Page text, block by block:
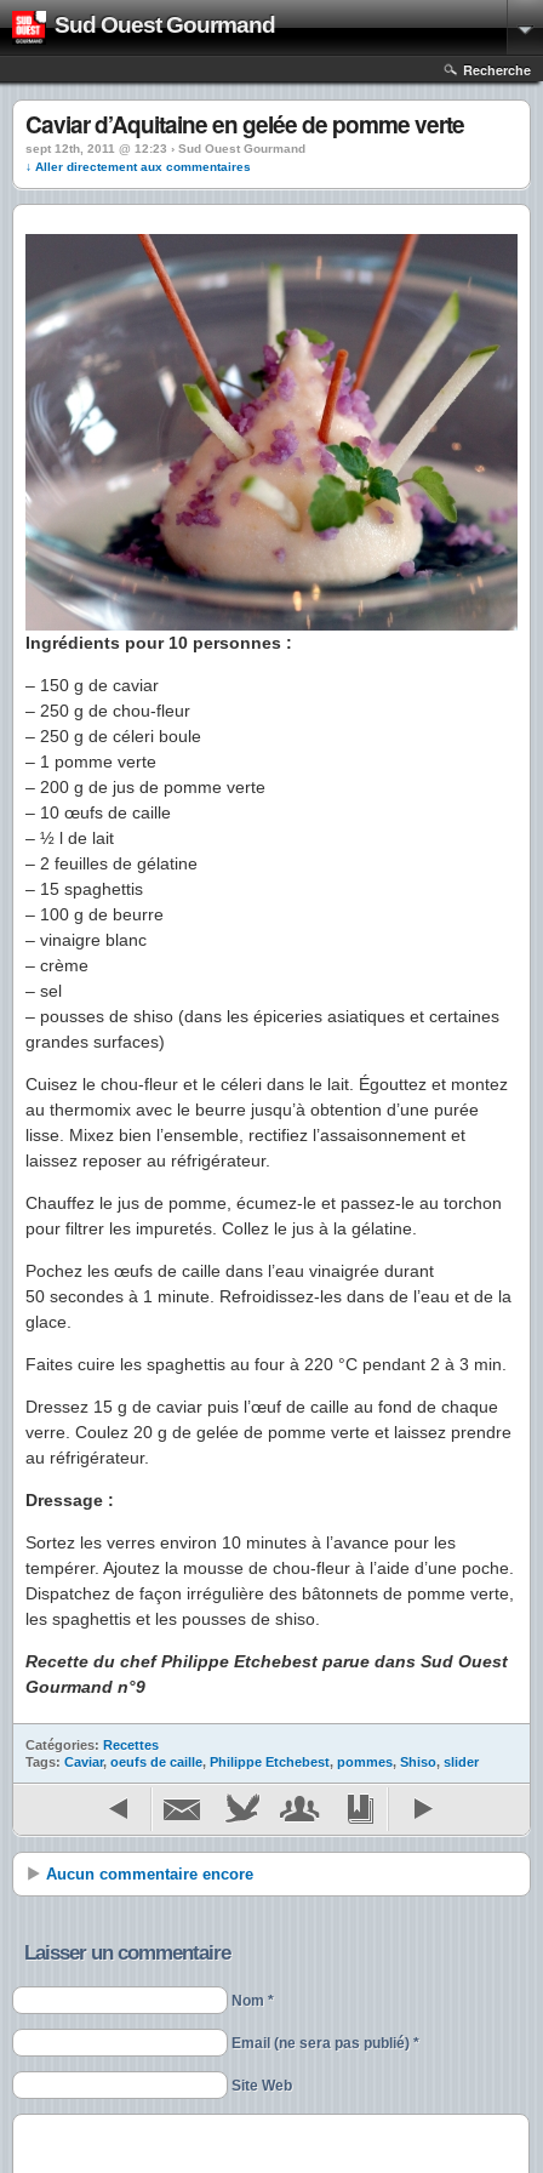
Sud Ouest Gourmand
Recherche
Caviar d’Aquitaine en gelée de pomme verte
sept 12th, 2011 @ 12:23 › Sud Ouest Gourmand
↓ Aller directement aux commentaires
Ingrédients pour 10 personnes :
– 150 g de caviar
– 250 g de chou-fleur
– 250 g de céleri boule
– 1 pomme verte
– 200 g de jus de pomme verte
– 10 œufs de caille
– ½ l de lait
– 2 feuilles de gélatine
– 15 spaghettis
– 100 g de beurre
– vinaigre blanc
– crème
– sel
– pousses de shiso (dans les épiceries asiatiques et certaines
grandes surfaces)
Cuisez le chou-fleur et le céleri dans le lait. Égouttez et montez
au thermomix avec le beurre jusqu’à obtention d’une purée
lisse. Mixez bien l’ensemble, rectifiez l’assaisonnement et
laissez reposer au réfrigérateur.
Chauffez le jus de pomme, écumez-le et passez-le au torchon
pour filtrer les impuretés. Collez le jus à la gélatine.
Pochez les œufs de caille dans l’eau vinaigrée durant
50 secondes à 1 minute. Refroidissez-les dans de l’eau et de la
glace.
Faites cuire les spaghettis au four à 220 °C pendant 2 à 3 min.
Dressez 15 g de caviar puis l’œuf de caille au fond de chaque
verre. Coulez 20 g de gelée de pomme verte et laissez prendre
au réfrigérateur.
Dressage :
Sortez les verres environ 10 minutes à l’avance pour les
tempérer. Ajoutez la mousse de chou-fleur à l’aide d’une poche.
Dispatchez de façon irrégulière des bâtonnets de pomme verte,
les spaghettis et les pousses de shiso.
Recette du chef Philippe Etchebest parue dans Sud Ouest
Gourmand n°9
Catégories: Recettes
Tags: Caviar, oeufs de caille, Philippe Etchebest, pommes, Shiso, slider
Aucun commentaire encore
Laisser un commentaire
Nom *
Email (ne sera pas publié) *
Site Web